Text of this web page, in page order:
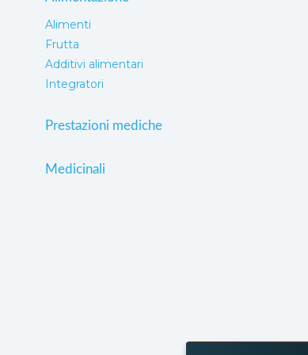
Alimenti
Frutta
Additivi alimentari
Integratori
Prestazioni mediche
Medicinali